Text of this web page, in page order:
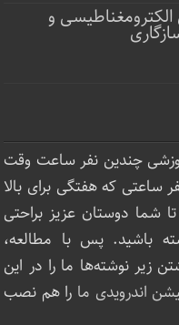
الکترومغناطیسی و
چندین نفر ساعت‌ وقت
ساعتی که هفتگی برای بالا
دوستان عزیز براحتی
باشید. پس با مطالعه،
زیر نوشته‌‌ها ما را در این
اندرویدی ما را هم نصب